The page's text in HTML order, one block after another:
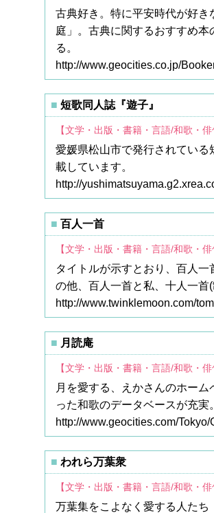
古典好き。特に平安時代が好
庭」。古典に関するおすすめ
る。
http://www.geocities.co.jp/
短歌同人誌『遊子』
【文学・出版・書籍・言語/和歌・
愛媛県松山市で発行されてい
載しています。
http://
百人一首
【文学・出版・書籍・言語/和歌・
タイトルが示すとおり、百人
の他、百人一首と私、十人一
http://www.twinklemoon.com/
月読庵
【文学・出版・書籍・言語/和歌・
月を愛する、えかさんのホー
った和歌のデータベースが充
http://www.geocities.com/Tokyo/
われら万葉衆
【文学・出版・書籍・言語/和歌・
万葉集をこよなく愛する人た